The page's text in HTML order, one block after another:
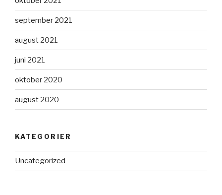
september 2021
august 2021
juni 2021
oktober 2020
august 2020
KATEGORIER
Uncategorized